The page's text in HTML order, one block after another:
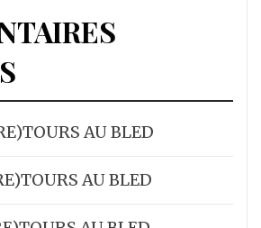
AU BLED
AU BLED